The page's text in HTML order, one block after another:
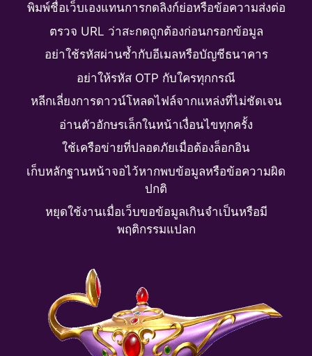
พิมพ์ชื่อเว็บเองแทนการกดลิงก์ย่อหรือข้อความส่งต่อ
ตรวจ URL ว่าสะกดถูกต้องก่อนกรอกข้อมูล
อย่าใช้รหัสผ่านซ้ำกับอีเมลหรือบัญชีธนาคาร
อย่าให้รหัส OTP กับใครทุกกรณี
หลีกเลี่ยงการดาวน์โหลดไฟล์จากแหล่งที่ไม่ชัดเจน
อ่านตัวอักษรเล็กในหน้าเงื่อนไขทุกครั้ง
ใช้เครือข่ายที่ปลอดภัยเมื่อต้องล็อกอิน
เก็บหลักฐานหน้าจอไว้หากพบข้อมูลหรือข้อความผิด
ปกติ
หยุดใช้งานเมื่อเว็บขอข้อมูลเกินจำเป็นหรือมี
พฤติกรรมแปลก